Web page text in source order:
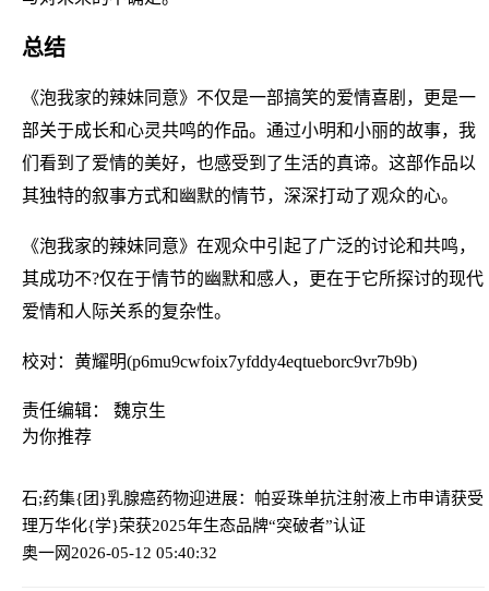
总结
《泡我家的辣妹同意》不仅是一部搞笑的爱情喜剧，更是一
部关于成长和心灵共鸣的作品。通过小明和小丽的故事，我
们看到了爱情的美好，也感受到了生活的真谛。这部作品以
其独特的叙事方式和幽默的情节，深深打动了观众的心。
《泡我家的辣妹同意》在观众中引起了广泛的讨论和共鸣，
其成功不?仅在于情节的幽默和感人，更在于它所探讨的现代
爱情和人际关系的复杂性。
校对：黄耀明(p6mu9cwfoix7yfddy4eqtueborc9vr7b9b)
责任编辑： 魏京生
为你推荐
石;药集{团}乳腺癌药物迎进展：帕妥珠单抗注射液上市申请获受
理万华化{学}荣获2025年生态品牌“突破者”认证
奥一网2026-05-12 05:40:32